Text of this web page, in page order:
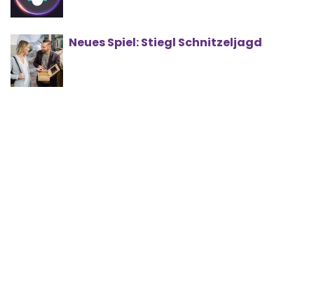
Neues Spiel: Stiegl Schnitzeljagd